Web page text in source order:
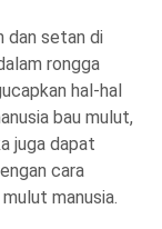
dan setan di
rongga
hal-hal
bau mulut,
juga dapat
cara
manusia.